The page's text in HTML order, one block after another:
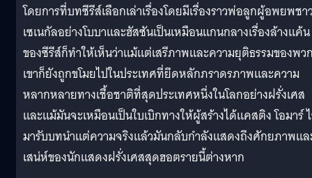
โดยการที่บทซีรีส์เลือกเล่าเรื่องโดยมีเรื่องราวพ่อลูกผู้อพยพชา
เซเนกัลอย่างโบบาและฮัสซันเป็นเหมือนแกนกลางเรื่องล้างแค้น
ของซีรีส์ก็ทำให้เห็นว่าแม้แต่เสรีภาพและความยุติธรรมของพว
เขาก็ยังถูกขโมยไปในประเทศที่ยึดหลักภราดรภาพและความ
หลากหลายทางเชื้อชาติที่สุดประเทศหนึ่งในโลกอย่างฝรั่งเศส
และแม้มันจะเหมือนเป็นใบเบิกทางให้ผู้สร้างได้แคสติง โอมาร์
มารับบทนำแต่ความจริงแล้วมันกลับกำลังแสดงถึงศักยภาพแ
เสน่ห์ของนักแสดงฝรั่งเศสสุดฮอตรายนี้ต่างหาก